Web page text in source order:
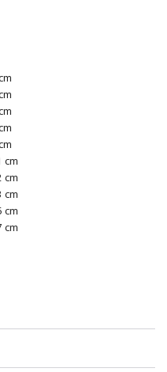
cm
cm
cm
cm
cm